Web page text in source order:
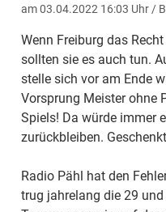
am 03.04.2022 16:03 Uhr /
Wenn Freiburg das
sollten sie es auch tun.
stelle sich vor am Ende
Vorsprung Meister ohne
Spiels! Da würde immer
zurückbleiben.
Radio Pähl hat den
trug jahrelang die 29